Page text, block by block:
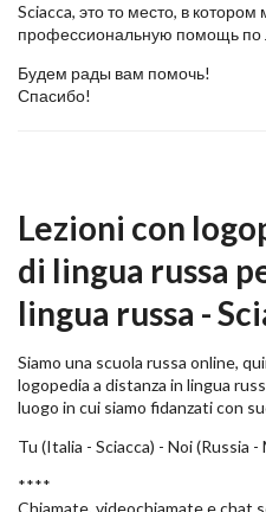
Sciacca, это то место, в
профессиональную помощь по
Будем рады вам помочь!
Спасибо!
Lezioni con
di lingua russa
lingua russa -
Siamo una scuola russa online,
logopedia a distanza in lingua
luogo in cui siamo fidanzati con
Tu (Italia - Sciacca) - Noi (Russia -
****